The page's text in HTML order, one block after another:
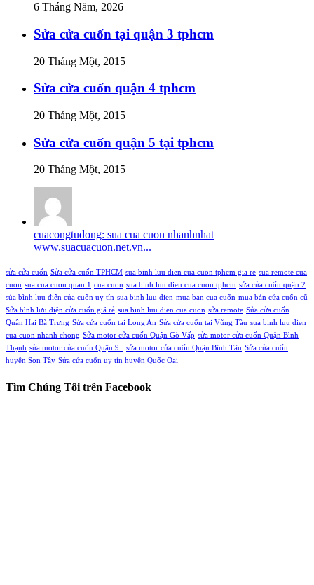
6 Tháng Năm, 2026
Sửa cửa cuốn tại quận 3 tphcm
20 Tháng Một, 2015
Sửa cửa cuốn quận 4 tphcm
20 Tháng Một, 2015
Sửa cửa cuốn quận 5 tại tphcm
20 Tháng Một, 2015
cuacongtudong: sua cua cuon nhanhnhat
www.suacuacuon.net.vn...
sửa cửa cuốn Sửa cửa cuốn TPHCM sua binh luu dien cua cuon tphcm gia re sua remote cua
cuon sua cua cuon quan 1 cua cuon sua binh luu dien cua cuon tphcm sửa cửa cuốn quận 2
sủa bình lưu điện của cuốn uy tín sua binh luu dien mua ban cua cuốn mua bán cửa cuốn cũ
Sửa bình lưu điện cửa cuốn giá rẻ sua binh luu dien cua cuon sửa remote Sửa cửa cuốn
Quận Hai Bà Trưng Sửa cửa cuốn tại Long An Sửa cửa cuốn tại Vũng Tàu sua binh luu dien
cua cuon nhanh chong Sửa motor cửa cuốn Quận Gò Vấp sửa motor cửa cuốn Quận Bình
Thạnh sửa motor cửa cuốn Quận 9 . sửa motor cửa cuốn Quận Bình Tân Sửa cửa cuốn
huyện Sơn Tây Sửa cửa cuốn uy tín huyện Quốc Oai
Tìm Chúng Tôi trên Facebook